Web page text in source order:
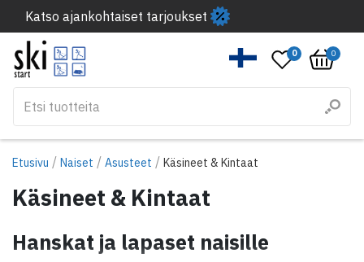
Katso ajankohtaiset tarjoukset
0 0
Etusivu / Naiset / Asusteet / Käsineet & Kintaat
Käsineet & Kintaat
Hanskat ja lapaset naisille